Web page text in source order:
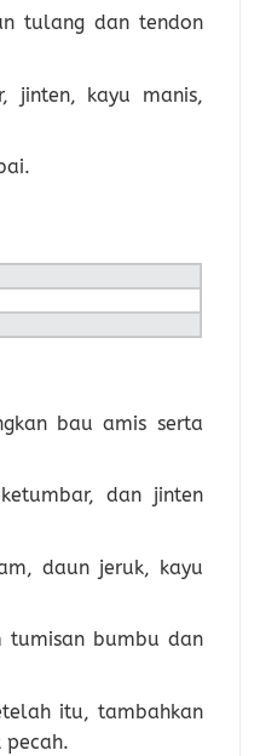
tulang dan tendon
jinten, kayu manis,
bau amis serta
dan jinten
daun jeruk, kayu
tumisan bumbu dan
itu, tambahkan